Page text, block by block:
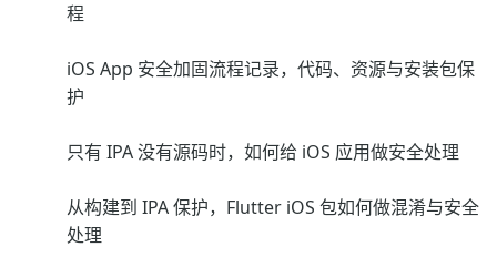
程
iOS App 安全加固流程记录，代码、资源与安装包保
护
只有 IPA 没有源码时，如何给 iOS 应用做安全处理
从构建到 IPA 保护，Flutter iOS 包如何做混淆与安全
处理